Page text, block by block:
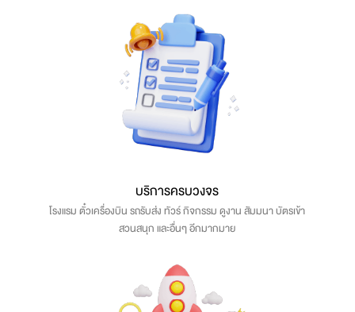
บริการครบวงจร
โรงแรม ตั๋วเครื่องบิน รถรับส่ง ทัวร์ กิจกรรม ดูงาน สัมมนา บัตรเข้า
สวนสนุก และอื่นๆ อีกมากมาย